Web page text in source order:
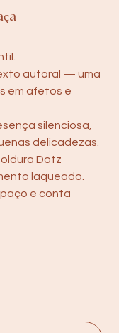
autoral — uma
em afetos e
silenciosa,
delicadezas.
Dotz
laqueado.
e conta